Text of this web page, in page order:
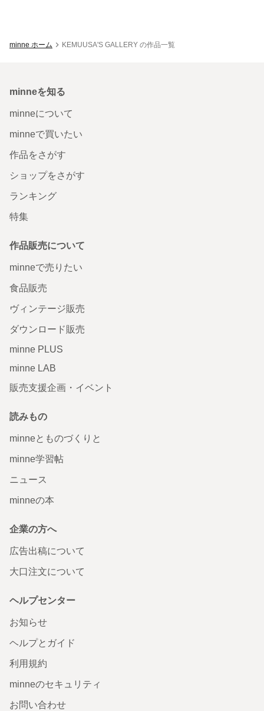
minne ホーム KEMUUSA'S GALLERY の作品一覧
minneを知る
minneについて
minneで買いたい
作品をさがす
ショップをさがす
ランキング
特集
作品販売について
minneで売りたい
食品販売
ヴィンテージ販売
ダウンロード販売
minne PLUS
minne LAB
販売支援企画・イベント
読みもの
minneとものづくりと
minne学習帖
ニュース
minneの本
企業の方へ
広告出稿について
大口注文について
ヘルプセンター
お知らせ
ヘルプとガイド
利用規約
minneのセキュリティ
お問い合わせ